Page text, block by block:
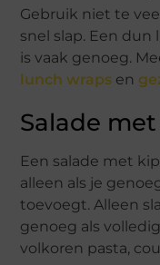
Gebruik niet te
snel slap. Een
is vaak genoeg.
lunch wraps en
Salade
Een salade met
alleen als je
toevoegt. Alleen
genoeg als
volkoren pasta,